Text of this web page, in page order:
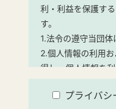
利・利益を保護す
す。
1.法令の遵守当団
2.個人情報の利用
得し、個人情報を
(1)当施設のご利用
プライバシ